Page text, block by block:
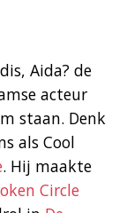
Aida? de
acteur
staan. Denk
als Cool
. Hij maakte
Circle